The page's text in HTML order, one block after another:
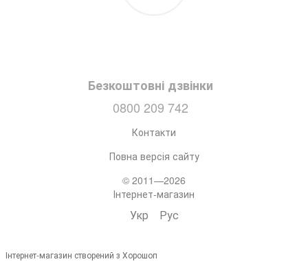
Безкоштовні дзвінки
0800 209 742
Контакти
Повна версія сайту
© 2011—2026
Інтернет-магазин
Укр Рус
Інтернет-магазин створений з Хорошоп